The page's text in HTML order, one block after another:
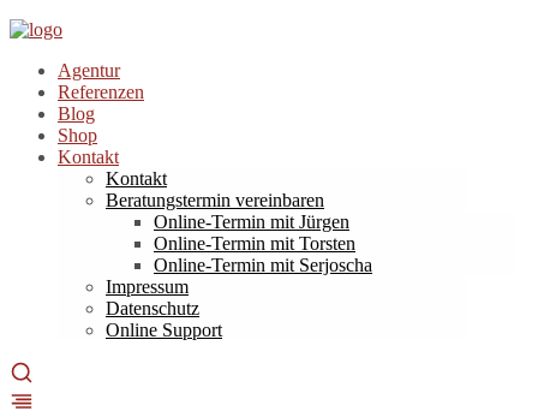
Agentur
Referenzen
Blog
Shop
Kontakt
Kontakt
Beratungstermin vereinbaren
Online-Termin mit Jürgen
Online-Termin mit Torsten
Online-Termin mit Serjoscha
Impressum
Datenschutz
Online Support